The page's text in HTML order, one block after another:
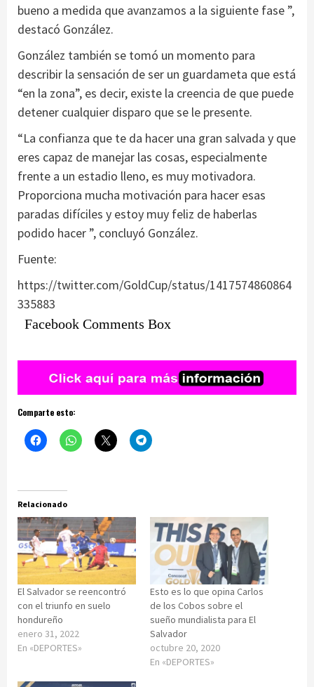
bueno a medida que avanzamos a la siguiente fase ”,
destacó González.
González también se tomó un momento para
describir la sensación de ser un guardameta que está
“en la zona”, es decir, existe la creencia de que puede
detener cualquier disparo que se le presente.
“La confianza que te da hacer una gran salvada y que
eres capaz de manejar las cosas, especialmente
frente a un estadio lleno, es muy motivadora.
Proporciona mucha motivación para hacer esas
paradas difíciles y estoy muy feliz de haberlas
podido hacer ”, concluyó González.
Fuente:
https://twitter.com/GoldCup/status/1417574860864
335883
Facebook Comments Box
Comparte esto:
Relacionado
El Salvador se reencontró
con el triunfo en suelo
hondureño
enero 31, 2022
En «DEPORTES»
Esto es lo que opina Carlos
de los Cobos sobre el
sueño mundialista para El
Salvador
octubre 20, 2020
En «DEPORTES»